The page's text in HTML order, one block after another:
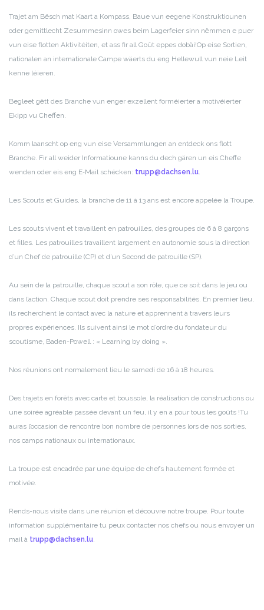
Trajet am Bësch mat Kaart a Kompass, Baue vun eegene Konstruktiounen
oder gemittlecht Zesummesinn owes beim Lagerfeier sinn nëmmen e puer
vun eise flotten Aktivitéiten, et ass fir all Goût eppes dobäi!Op eise Sortien,
nationalen an internationale Campe wäerts du eng Hellewull vun neie Leit
kenne léieren.
Begleet gëtt des Branche vun enger exzellent forméierter a motivéierter
Ekipp vu Cheffen.
Komm laanscht op eng vun eise Versammlungen an entdeck ons flott
Branche. Fir all weider Informatioune kanns du dech gären un eis Cheffe
wenden oder eis eng E‑Mail schécken: trupp@dachsen.lu
Les Scouts et Guides, la branche de 11 à 13 ans est encore appelée la Troupe.
Les scouts vivent et travaillent en patrouilles, des groupes de 6 à 8 garçons
et filles. Les patrouilles travaillent largement en autonomie sous la direction
d’un Chef de patrouille (CP) et d’un Second de patrouille (SP).
Au sein de la patrouille, chaque scout a son rôle, que ce soit dans le jeu ou
dans l’action. Chaque scout doit prendre ses responsabilités. En premier lieu,
ils recherchent le contact avec la nature et apprennent à travers leurs
propres expériences. Ils suivent ainsi le mot d’ordre du fondateur du
scoutisme, Baden-Powell : « Learning by doing ».
Nos réunions ont normalement lieu le samedi de 16 à 18 heures.
Des trajets en forêts avec carte et boussole, la réalisation de constructions ou
une soirée agréable passée devant un feu, il y en a pour tous les goûts !Tu
auras l’occasion de rencontre bon nombre de personnes lors de nos sorties,
nos camps nationaux ou internationaux.
La troupe est encadrée par une équipe de chefs hautement formée et
motivée.
Rends-nous visite dans une réunion et découvre notre troupe. Pour toute
information supplémentaire tu peux contacter nos chefs ou nous envoyer un
mail à trupp@dachsen.lu